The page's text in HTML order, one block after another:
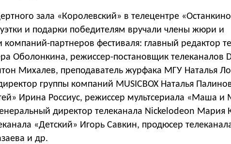
зала «Королевский» в телецентре
и подарки победителям вручали члены жюри и
компаний-партнеров фестиваля: главный редактор
Оболонкина, режиссер-постановщик телеканалов
Михалев, преподаватель журфака МГУ Наталья
группы компаний MUSICBOX Наталья
Ирина Россиус, режиссер мультсериала «Маша и
директор телеканала Nickelodeon Мария
«Детский» Игорь Савкин, продюсер
и др.